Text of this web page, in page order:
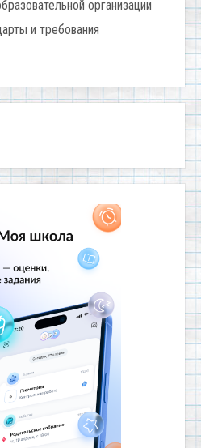
организации
и требования